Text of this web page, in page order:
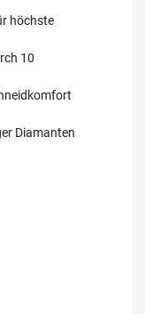
höchste
10
Diamanten